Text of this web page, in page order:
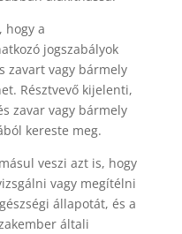
hogy a
jogszabályok
zavart vagy bármely
Résztvevő kijelenti,
zavar vagy bármely
kereste meg.
veszi azt is, hogy
vagy megítélni
állapotát, és a
általi